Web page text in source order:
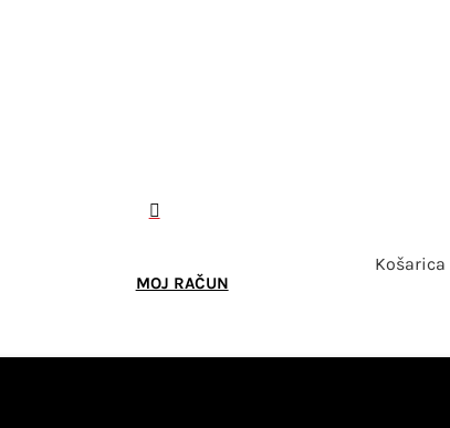

MOJ RAČUN
Košarica